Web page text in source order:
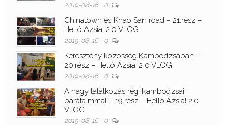
2019-08-16 0
Chinatown és Khao San road – 21.rész –
Helló Ázsia! 2.0 VLOG
2019-08-16 0
Keresztény közösség Kambodzsában –
20.rész – Helló Ázsia! 2.0 VLOG
2019-08-16 0
A nagy találkozás régi kambodzsai
barátaimmal – 19.rész – Helló Ázsia! 2.0
VLOG
2019-08-16 0